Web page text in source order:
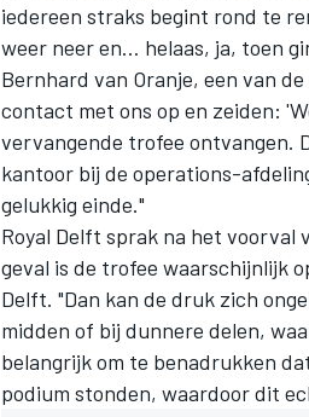
iedereen straks begint rond te
weer neer en… helaas, ja, toen
Bernhard van Oranje, een van
contact met ons op en zeiden:
vervangende trofee ontvangen.
kantoor bij de operations-
gelukkig einde."
Royal Delft sprak na het voorval
geval is de trofee waarschijnlijk
Delft. "Dan kan de druk zich
midden of bij dunnere delen,
belangrijk om te benadrukken
podium stonden, waardoor dit